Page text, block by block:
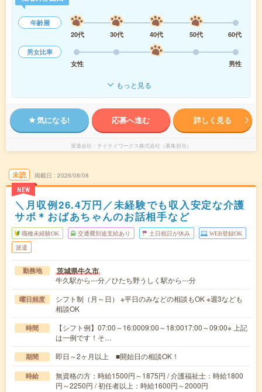
年齢層
20代
30代 40代 50代
60代
男女比率
女性
男性
もっと見る
気になる! 応募へ進む 詳しく見る
派遣会社 テイケイワークス株式会社（募集担当）
未読
NEW
掲載日 2026/08/08
＼月収例26.4万円／未経験でも収入安定な介護
サポ＊おばあちゃんのお話相手など
職種未経験OK 交通費別途支給あり 土日祝日が休み WEB登録OK
派遣
勤務地 茨城県牛久市
牛久駅から---分／ひたち野うしく駅から---分
曜日頻度
シフト制（月～日） ※平日のみなどの相談もOK ※週3なども
相談OK
時間
【シフト例】07:00～16:0009:00～18:0017:00～09:00※ 上記
は一例です！そ…
期間 即日～2ヶ月以上 ■開始日の相談OK！
時給
無資格の方：時給1500円～1875円 / 介護福祉士：時給1800
円～2250円 / 初任者以上：時給1600円～2000円